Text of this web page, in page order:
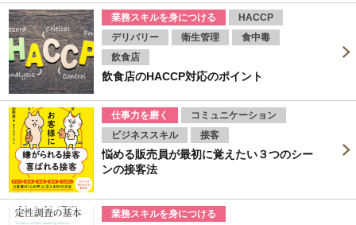
業務スキルを身につける
HACCP
デリバリー
衛生管理
食中毒
飲食店
飲食店のHACCP対応のポイント
仕事力を磨く
コミュニケーション
ビジネススキル
接客
悩める販売員が最初に覚えたい３つのシー
ンの接客法
業務スキルを身につける